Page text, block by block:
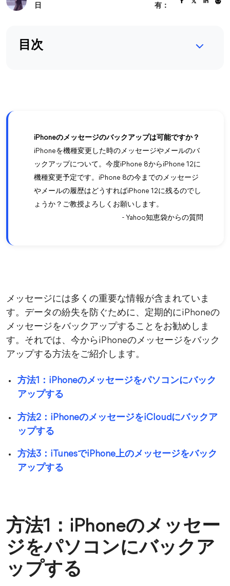
日
有：
目次
iPhoneのメッセージのバックアップは可能ですか？
iPhoneを機種変更した時のメッセージやメールのバ
ックアップについて。今度iPhone 8からiPhone 12に
機種変更予定です。iPhone 8の今までのメッセージ
やメールの履歴はどうすればiPhone 12に残るのでし
ょうか？ご教授よろしくお願いします。
- Yahoo知恵袋からの質問
メッセージには多くの重要な情報が含まれていま
す。データの紛失を防ぐために、定期的にiPhoneの
メッセージをバックアップすることをお勧めしま
す。それでは、今からiPhoneのメッセージをバック
アップする方法をご紹介します。
方法1：iPhoneのメッセージをパソコンにバック
アップする
方法2：iPhoneのメッセージをiCloudにバックア
ップする
方法3：iTunesでiPhone上のメッセージをバック
アップする
方法1：iPhoneのメッセー
ジをパソコンにバックア
ップする